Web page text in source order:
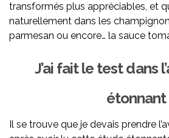
transformés plus appréciables, et
naturellement dans les
parmesan ou encore… la sauce
J’ai fait le test dans
étonnant
Il se trouve que je devais prendre